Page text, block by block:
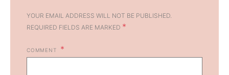
YOUR EMAIL ADDRESS WILL NOT BE PUBLISHED.
REQUIRED FIELDS ARE MARKED *
COMMENT